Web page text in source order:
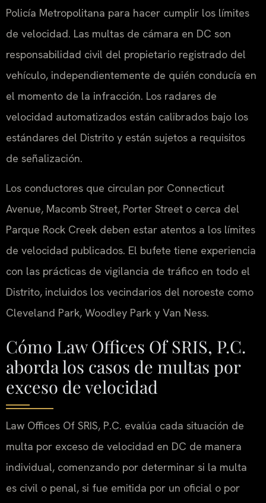
Policía Metropolitana para hacer cumplir los límites
de velocidad. Las multas de cámara en DC son
responsabilidad civil del propietario registrado del
vehículo, independientemente de quién conducía en
el momento de la infracción. Los radares de
velocidad automatizados están calibrados bajo los
estándares del Distrito y están sujetos a requisitos
de señalización.
Los conductores que circulan por Connecticut
Avenue, Macomb Street, Porter Street o cerca del
Parque Rock Creek deben estar atentos a los límites
de velocidad publicados. El bufete tiene experiencia
con las prácticas de vigilancia de tráfico en todo el
Distrito, incluidos los vecindarios del noroeste como
Cleveland Park, Woodley Park y Van Ness.
Cómo Law Offices Of SRIS, P.C.
aborda los casos de multas por
exceso de velocidad
Law Offices Of SRIS, P.C. evalúa cada situación de
multa por exceso de velocidad en DC de manera
individual, comenzando por determinar si la multa
es civil o penal, si fue emitida por un oficial o por